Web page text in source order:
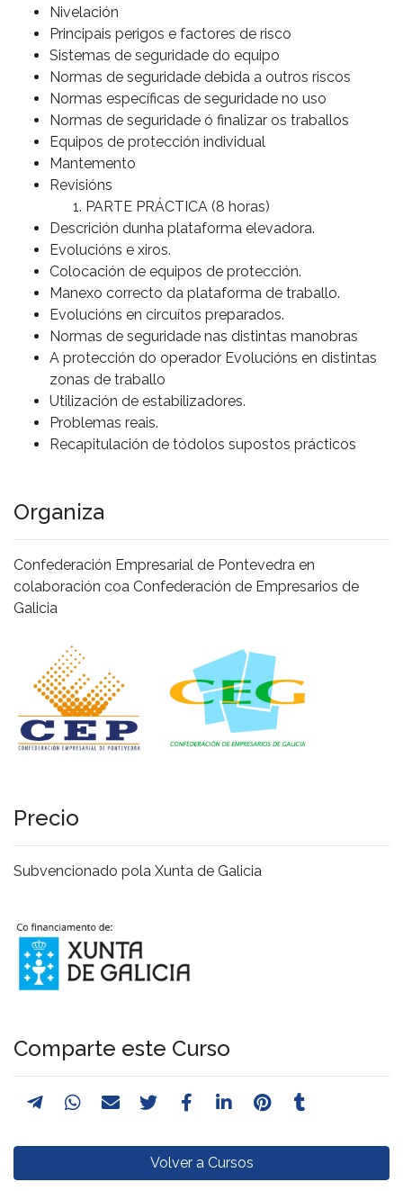
Nivelación
Principais perigos e factores de risco
Sistemas de seguridade do equipo
Normas de seguridade debida a outros riscos
Normas específicas de seguridade no uso
Normas de seguridade ó finalizar os traballos
Equipos de protección individual
Mantemento
Revisións
PARTE PRÁCTICA (8 horas)
Descrición dunha plataforma elevadora.
Evolucións e xiros.
Colocación de equipos de protección.
Manexo correcto da plataforma de traballo.
Evolucións en circuítos preparados.
Normas de seguridade nas distintas manobras
A protección do operador Evolucións en distintas
zonas de traballo
Utilización de estabilizadores.
Problemas reais.
Recapitulación de tódolos supostos prácticos
Organiza
Confederación Empresarial de Pontevedra en
colaboración coa Confederación de Empresarios de
Galicia
Precio
Subvencionado pola Xunta de Galicia
Comparte este Curso
Volver a Cursos